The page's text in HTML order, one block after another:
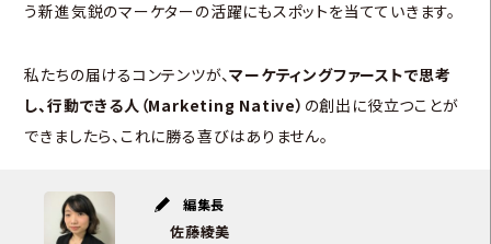
う新進気鋭のマーケターの活躍にもスポットを当てていきます。
私たちの届けるコンテンツが、マーケティングファーストで思考
し、行動できる人（Marketing Native） の創出に役立つことが
できましたら、これに勝る喜びはありません。
編集長
佐藤綾美